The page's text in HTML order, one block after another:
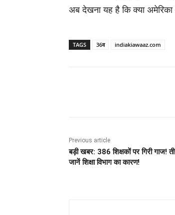
अब देखना यह है कि क्या
TAGS 36व indiakiawaaz.com
Previous article
बड़ी खबर: 386 शिक्षकों पर गिरी गाज!
जानें शिक्षा विभाग का कारण!